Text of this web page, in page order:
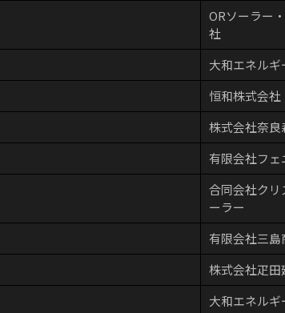
ORソーラー
社
大和エネル
恒和株式会社
株式会社奈
有限会社フェ
合同会社クリ
ーラー
有限会社三島
株式会社疋田
大和エネル